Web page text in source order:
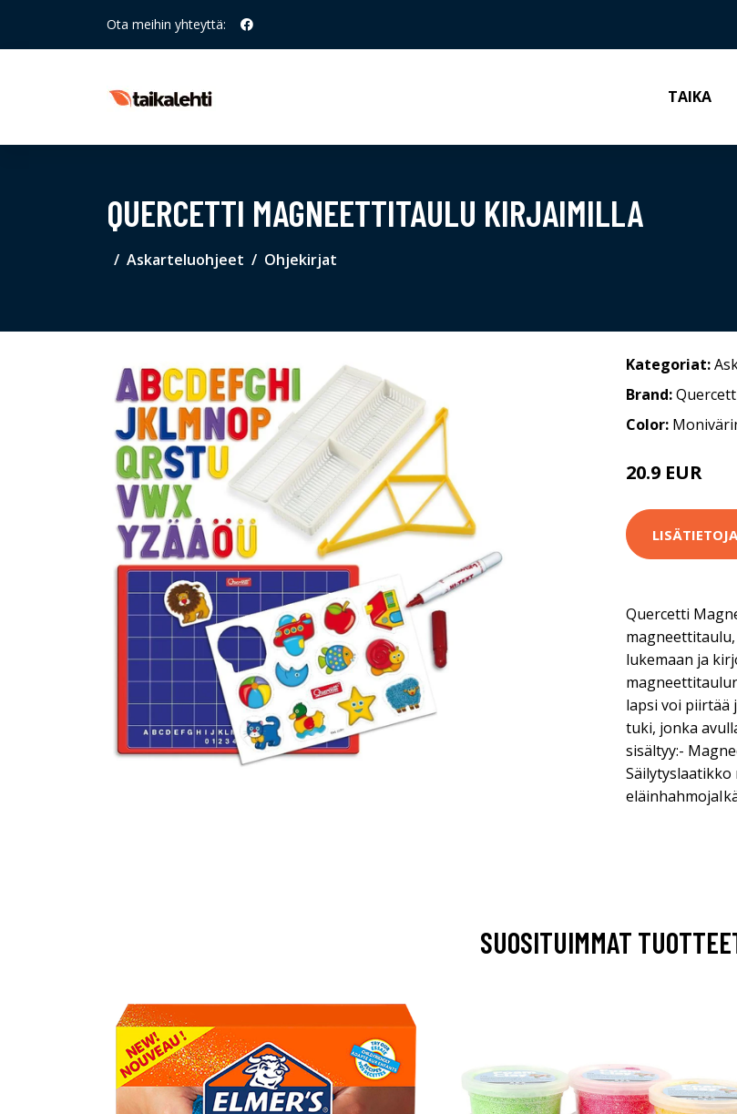
Ota meihin yhteyttä:
TAIKA
QUERCETTI MAGNEETTITAULU KIRJAIMILLA
Askarteluohjeet Ohjekirjat
Kategoriat:
Brand:
Color:
20.9 EUR
LISÄTIETOJA
Quercetti
lukemaan ja
lapsi voi piirtää
tuki, jonka
sisältyy:-
SUOSITUIMMAT